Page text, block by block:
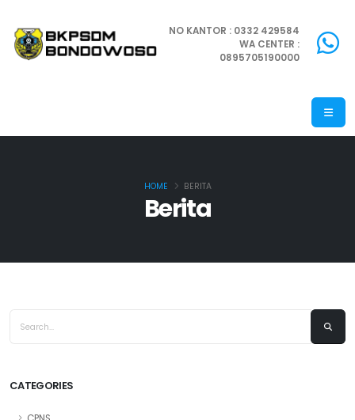
NO KANTOR : 0332 429584
WA CENTER :
0895705190000
Berita
HOME BERITA
CATEGORIES